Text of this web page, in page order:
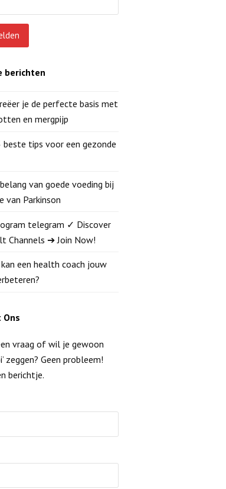
berichten
je de perfecte basis met
en mergpijp
beste tips voor een gezonde
van goede voeding bij
van Parkinson
telegram ✓ Discover
Channels ➔ Join Now!
een health coach jouw
Ons
vraag of wil je gewoon
zeggen? Geen probleem!
berichtje.